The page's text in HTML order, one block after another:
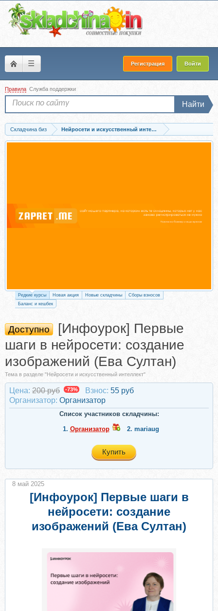
☰ Регистрация Войти
Правила Служба поддержки
Найти
Складчина биз
Нейросети и искусственный интеллект
Скачать [Инфоурок] Первые шаги в нейросети: создание изображений (Ева
Редкие курсы Новая акция Новые складчины
Сборы взносов
Баланс и кешбек
Доступно
[Инфоурок] Первые
шаги в нейросети: создание
изображений (Ева Султан)
Тема в разделе "Нейросети и искусственный интеллект"
Цена: 200 руб -73% Взнос: 55 руб
Организатор: Организатор
Список участников складчины:
1. Организатор 2. mariaug
Купить
[Инфоурок] Первые шаги в
нейросети: создание
изображений (Ева Султан)
8 май 2025